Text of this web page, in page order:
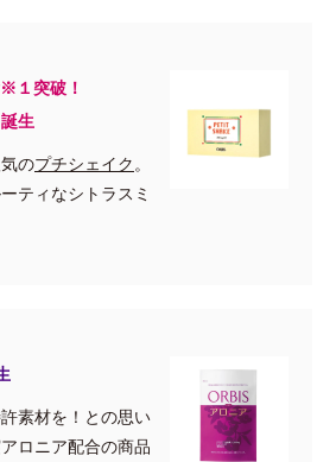
１突破！
生
のプチシェイク 。
ティなシトラスミ
素材を！との思い
ロニア配合の商品